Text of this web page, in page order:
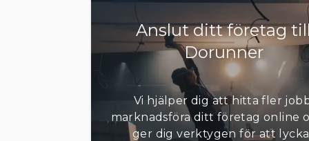
Vårt motto är : "Bra jobb i tid och till rätt pris -
NÖJDA KUNDER."
Anslut ditt företag
Dorunner
Vi hjälper dig att hitta fler
marknadsföra ditt företag online
ger dig verktygen för att